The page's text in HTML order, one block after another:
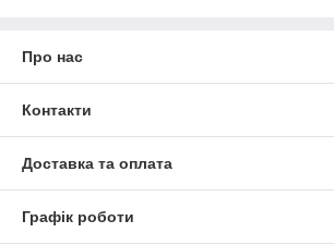
Про нас
Контакти
Доставка та оплата
Графік роботи